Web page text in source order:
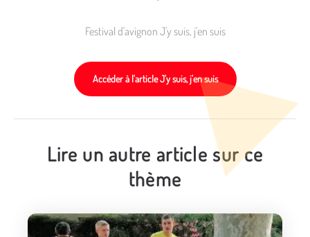
Festival d'avignon J'y suis, j'en suis
Accéder à l'article J'y suis, j'en suis
Lire un autre article sur ce
thème